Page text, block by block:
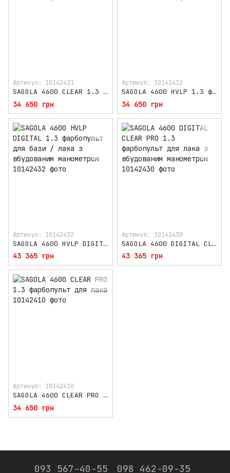
Артикул: 10142431
SAGOLA 4600 CLEAR 1.3 фарбопульт для лака
34 650 грн
Артикул: 10142412
SAGOLA 4600 HVLP 1.3 фарбопульт для бази / лака
34 650 грн
Артикул: 10142432
SAGOLA 4600 HVLP DIGITAL 1.3 фарбопульт для бази / лака з вбудованим манометром
43 365 грн
Артикул: 10142430
SAGOLA 4600 DIGITAL CLEAR PRO 1.3 фарбопульт для лака з вбудованим манометром
43 365 грн
Артикул: 10142410
SAGOLA 4600 CLEAR PRO 1.3 фарбопульт для лака
34 650 грн
093 567-40-55 098 462-09-35